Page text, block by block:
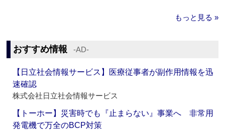
もっと見る »
おすすめ情報 ‐AD‐
【日立社会情報サービス】医療従事者が副作用情報を迅
速確認
株式会社日立社会情報サービス
【トーホー】災害時でも『止まらない』事業へ 非常用
発電機で万全のBCP対策